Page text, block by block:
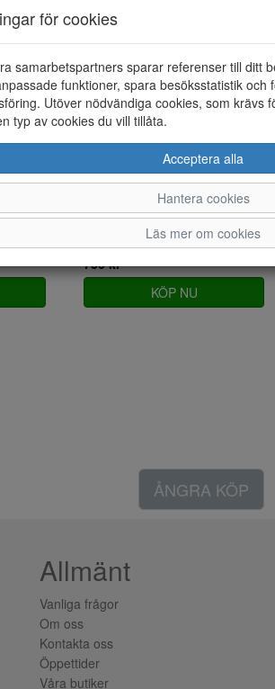
Vollsjö Slippers 407-2000-101
750 kr
KÖP NU
ÅNGRA KÖP
för cookies
samarbetspartners sparar referenser till ditt
funktioner, spara besöksstatistik och
Utöver nödvändiga cookies, som krävs
typ av cookies du vill tillåta.
Acceptera alla
Hantera cookies
Läs mer om cookies
Allmänt
Vanliga frågor
Om oss
Kontakta oss
Öppettider
Våra butiker